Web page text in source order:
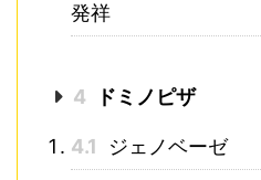
発祥
4 ドミノピザ
4.1 ジェノベーゼ